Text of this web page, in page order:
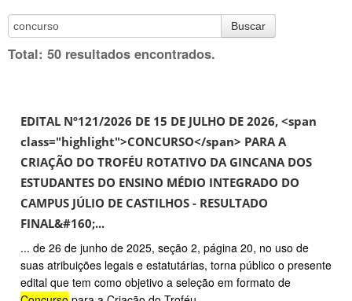
Buscar
Total: 50 resultados encontrados.
EDITAL Nº121/2026 DE 15 DE JULHO DE 2026, <span
class="highlight">CONCURSO</span> PARA A
CRIAÇÃO DO TROFÉU ROTATIVO DA GINCANA DOS
ESTUDANTES DO ENSINO MÉDIO INTEGRADO DO
CAMPUS JÚLIO DE CASTILHOS - RESULTADO
FINAL&#160;...
... de 26 de junho de 2025, seção 2, página 20, no uso de
suas atribuições legais e estatutárias, torna público o presente
edital que tem como objetivo a seleção em formato de